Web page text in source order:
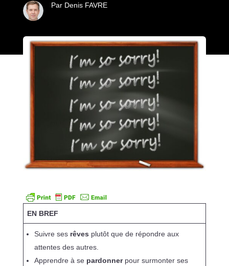
Par Denis FAVRE
EN BREF
Suivre ses rêves plutôt que de répondre aux
attentes des autres.
Apprendre à se pardonnerpour surmonter ses